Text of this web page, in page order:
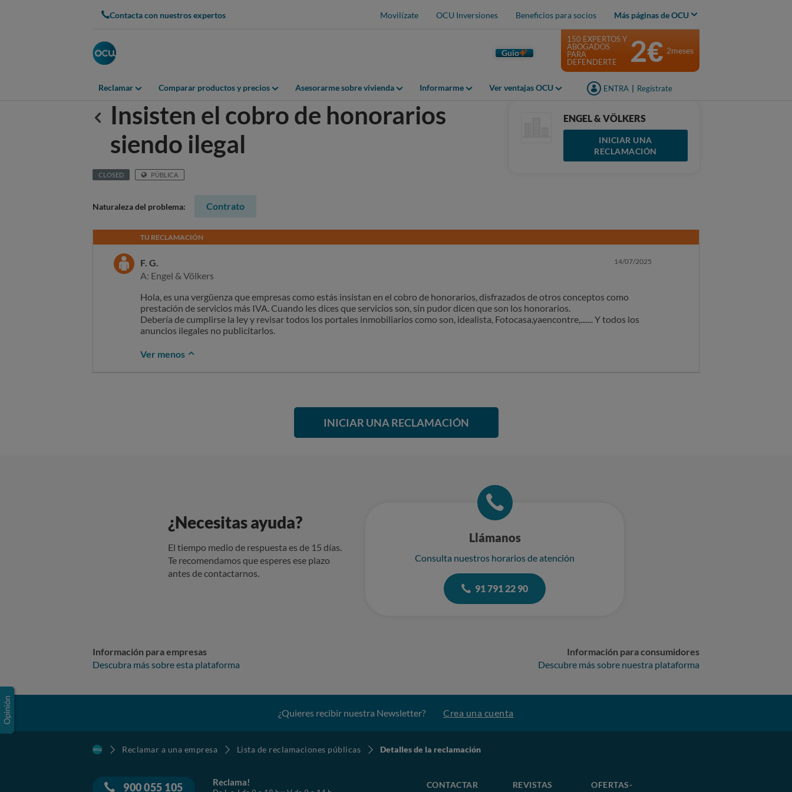
Contacta con nuestros expertos Movilízate OCU Inversiones Beneficios para socios Más páginas de OCU
Guio
Reclamar Comparar productos y precios Asesorarme sobre vivienda Informarme Ver ventajas OCU ENTRA Regístrate
150 EXPERTOS Y
ABOGADOS
PARA
DEFENDERTE
2€ 2meses
Anterior
Insisten el cobro de honorarios
siendo ilegal
CLOSED PÚBLICA
ENGEL & VÖLKERS
INICIAR UNA
RECLAMACIÓN
Naturaleza del problema: Contrato
TU RECLAMACIÓN
F. G.
A: Engel & Völkers
14/07/2025
Hola, es una vergüenza que empresas como estás insistan en el cobro de honorarios, disfrazados de otros conceptos como
prestación de servicios más IVA. Cuando les dices que servicios son, sin pudor dicen que son los honorarios.
Debería de cumplirse la ley y revisar todos los portales inmobiliarios como son, idealista, Fotocasa,yaencontre,....... Y todos los
anuncios ilegales no publicitarlos.
Ver menos
INICIAR UNA RECLAMACIÓN
¿Necesitas ayuda?
El tiempo medio de respuesta es de 15 días.
Te recomendamos que esperes ese plazo
antes de contactarnos.
Llámanos
Consulta nuestros horarios de atención
91 791 22 90
Información para empresas
Descubra más sobre esta plataforma
Información para consumidores
Descubre más sobre nuestra plataforma
¿Quieres recibir nuestra Newsletter? Crea una cuenta
Reclamar a una empresa Lista de reclamaciones públicas Detalles de la reclamación
900 055 105 Reclama! CONTACTAR REVISTAS
OFERTAS-